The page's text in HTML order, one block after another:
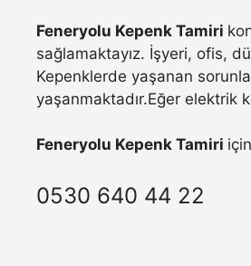
Feneryolu Kepenk Tamiri
sağlamaktayız. İşyeri, ofis,
Kepenklerde yaşanan
yaşanmaktadır.Eğer elektrik
Feneryolu Kepenk Tamiri
0530 640 44 22